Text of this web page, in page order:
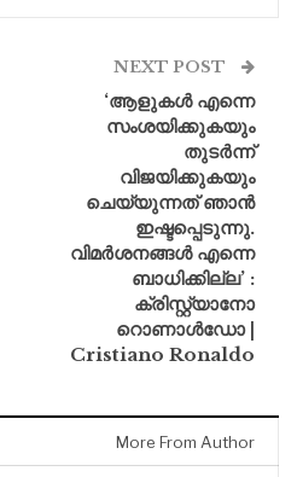
NEXT POST
‘ആളുകൾ എന്നെ
സംശയിക്കുകയും
തുടർന്ന്
വിജയിക്കുകയും
ചെയ്യുന്നത് ഞാൻ
ഇഷ്ടപ്പെടുന്നു.
വിമർശനങ്ങൾ എന്നെ
ബാധിക്കില്ല’ :
ക്രിസ്റ്റ്യാനോ
റൊണാൾഡോ |
Cristiano Ronaldo
More From Author